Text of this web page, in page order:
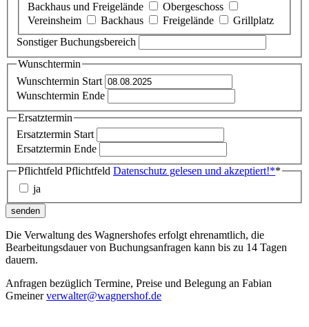
Backhaus und Freigelände
Obergeschoss
Vereinsheim
Backhaus Freigelände
Grillplatz
Sonstiger Buchungsbereich
Wunschtermin
Wunschtermin Start
Wunschtermin Ende
Ersatztermin
Ersatztermin Start
Ersatztermin Ende
Pflichtfeld Pflichtfeld Datenschutz gelesen und akzeptiert!**
ja
senden
Die Verwaltung des Wagnershofes erfolgt ehrenamtlich, die
Bearbeitungsdauer von Buchungsanfragen kann bis zu 14 Tagen
dauern.
Anfragen bezüglich Termine, Preise und Belegung an Fabian
Gmeinerverwalter@wagnershof.de